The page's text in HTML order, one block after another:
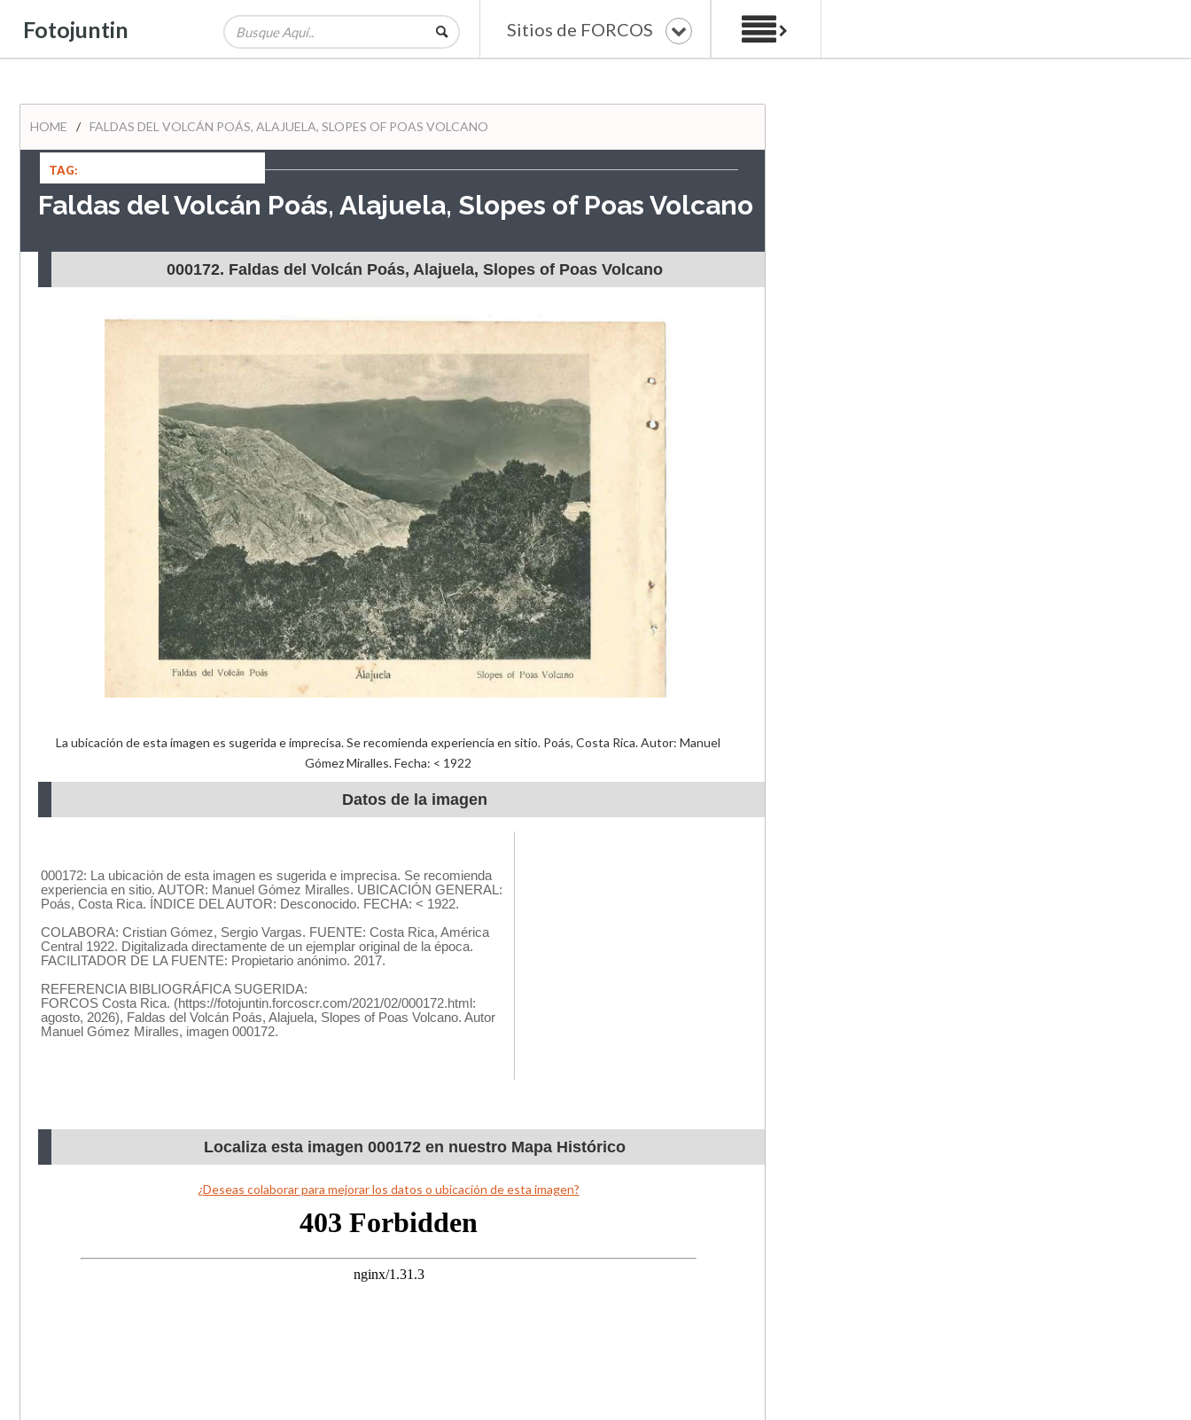
Fotojuntin Sitios de FORCOS
HOME / FALDAS DEL VOLCÁN POÁS, ALAJUELA, SLOPES OF POAS VOLCANO
TAG:
Faldas del Volcán Poás, Alajuela, Slopes of Poas Volcano
000172. Faldas del Volcán Poás, Alajuela, Slopes of Poas Volcano
La ubicación de esta imagen es sugerida e imprecisa. Se recomienda experiencia en sitio. Poás, Costa Rica. Autor: Manuel
Gómez Miralles. Fecha: < 1922
Datos de la imagen
Localiza esta imagen 000172 en nuestro Mapa Histórico
¿Deseas colaborar para mejorar los datos o ubicación de esta imagen?